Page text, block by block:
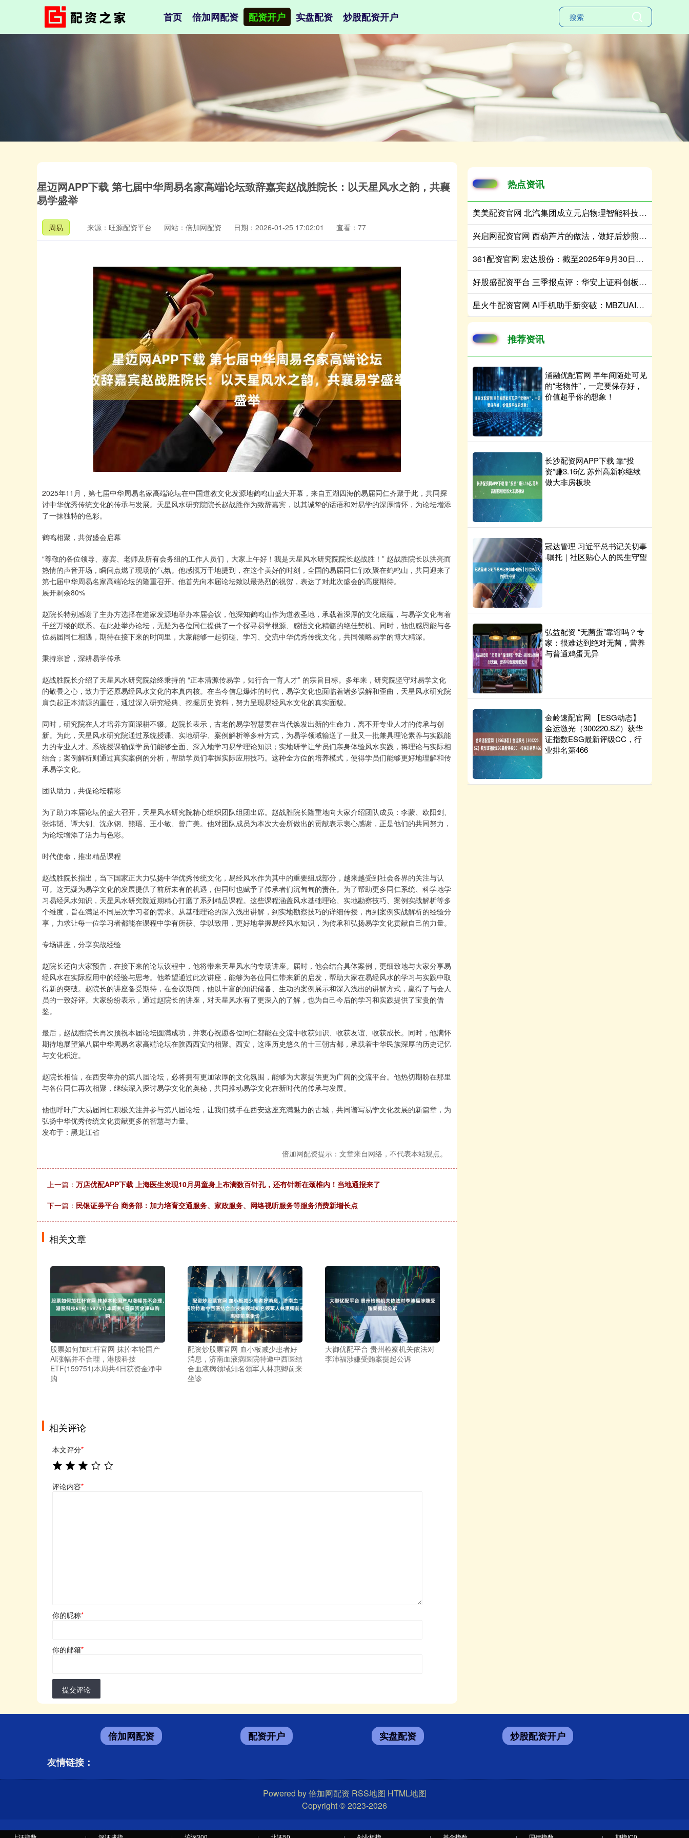
首页 倍加网配资 配资开户 实盘配资 炒股配资开户
星迈网APP下载 第七届中华周易名家高端论坛致辞嘉宾赵战胜院长：以天星风水之韵，共襄
易学盛举
周易 来源：旺源配资平台 网站：倍加网配资 日期：2026-01-25 17:02:01 查看：77
2025年11月，第七届中华周易名家高端论坛在中国道教文化发源地鹤鸣山盛大开幕，来自五湖四海的易届同仁齐聚于此，共同探
讨中华优秀传统文化的传承与发展。天星风水研究院院长赵战胜作为致辞嘉宾，以其诚挚的话语和对易学的深厚情怀，为论坛增添
了一抹独特的色彩。
鹤鸣相聚，共贺盛会启幕
“尊敬的各位领导、嘉宾、老师及所有会务组的工作人员们，大家上午好！我是天星风水研究院院长赵战胜！” 赵战胜院长以洪亮而
热情的声音开场，瞬间点燃了现场的气氛。他感慨万千地提到，在这个美好的时刻，全国的易届同仁们欢聚在鹤鸣山，共同迎来了
第七届中华周易名家高端论坛的隆重召开。他首先向本届论坛致以最热烈的祝贺，表达了对此次盛会的高度期待。
展开剩余80%
赵院长特别感谢了主办方选择在道家发源地举办本届会议，他深知鹤鸣山作为道教圣地，承载着深厚的文化底蕴，与易学文化有着
千丝万缕的联系。在此处举办论坛，无疑为各位同仁提供了一个探寻易学根源、感悟文化精髓的绝佳契机。同时，他也感恩能与各
位易届同仁相遇，期待在接下来的时间里，大家能够一起切磋、学习、交流中华优秀传统文化，共同领略易学的博大精深。
秉持宗旨，深耕易学传承
赵战胜院长介绍了天星风水研究院始终秉持的 “正本清源传易学，知行合一育人才” 的宗旨目标。多年来，研究院坚守对易学文化
的敬畏之心，致力于还原易经风水文化的本真内核。在当今信息爆炸的时代，易学文化也面临着诸多误解和歪曲，天星风水研究院
肩负起正本清源的重任，通过深入研究经典、挖掘历史资料，努力呈现易经风水文化的真实面貌。
同时，研究院在人才培养方面深耕不辍。赵院长表示，古老的易学智慧要在当代焕发出新的生命力，离不开专业人才的传承与创
新。为此，天星风水研究院通过系统授课、实地研学、案例解析等多种方式，为易学领域输送了一批又一批兼具理论素养与实践能
力的专业人才。系统授课确保学员们能够全面、深入地学习易学理论知识；实地研学让学员们亲身体验风水实践，将理论与实际相
结合；案例解析则通过真实案例的分析，帮助学员们掌握实际应用技巧。这种全方位的培养模式，使得学员们能够更好地理解和传
承易学文化。
团队助力，共促论坛精彩
为了助力本届论坛的盛大召开，天星风水研究院精心组织团队组团出席。赵战胜院长隆重地向大家介绍团队成员：李蒙、欧阳剑、
张炜韬、谭大钊、沈永钢、熊瑶、王小敏、曾广美。他对团队成员为本次大会所做出的贡献表示衷心感谢，正是他们的共同努力，
为论坛增添了活力与色彩。
时代使命，推出精品课程
赵战胜院长指出，当下国家正大力弘扬中华优秀传统文化，易经风水作为其中的重要组成部分，越来越受到社会各界的关注与认
可。这无疑为易学文化的发展提供了前所未有的机遇，但同时也赋予了传承者们沉甸甸的责任。为了帮助更多同仁系统、科学地学
习易经风水知识，天星风水研究院近期精心打磨了系列精品课程。这些课程涵盖风水基础理论、实地勘察技巧、案例实战解析等多
个维度，旨在满足不同层次学习者的需求。从基础理论的深入浅出讲解，到实地勘察技巧的详细传授，再到案例实战解析的经验分
享，力求让每一位学习者都能在课程中学有所获、学以致用，更好地掌握易经风水知识，为传承和弘扬易学文化贡献自己的力量。
专场讲座，分享实战经验
赵院长还向大家预告，在接下来的论坛议程中，他将带来天星风水的专场讲座。届时，他会结合具体案例，更细致地与大家分享易
经风水在实际应用中的经验与思考。他希望通过此次讲座，能够为各位同仁带来新的启发，帮助大家在易经风水的学习与实践中取
得新的突破。赵院长的讲座备受期待，在会议期间，他以丰富的知识储备、生动的案例展示和深入浅出的讲解方式，赢得了与会人
员的一致好评。大家纷纷表示，通过赵院长的讲座，对天星风水有了更深入的了解，也为自己今后的学习和实践提供了宝贵的借
鉴。
最后，赵战胜院长再次预祝本届论坛圆满成功，并衷心祝愿各位同仁都能在交流中收获知识、收获友谊、收获成长。同时，他满怀
期待地展望第八届中华周易名家高端论坛在陕西西安的相聚。西安，这座历史悠久的十三朝古都，承载着中华民族深厚的历史记忆
与文化积淀。
赵院长相信，在西安举办的第八届论坛，必将拥有更加浓厚的文化氛围，能够为大家提供更为广阔的交流平台。他热切期盼在那里
与各位同仁再次相聚，继续深入探讨易学文化的奥秘，共同推动易学文化在新时代的传承与发展。
他也呼吁广大易届同仁积极关注并参与第八届论坛，让我们携手在西安这座充满魅力的古城，共同谱写易学文化发展的新篇章，为
弘扬中华优秀传统文化贡献更多的智慧与力量。
发布于：黑龙江省
倍加网配资提示：文章来自网络，不代表本站观点。
上一篇： 万店优配APP下载 上海医生发现10月男童身上布满数百针孔，还有针断在颈椎内！当地通报来了
下一篇： 民银证券平台 商务部：加力培育交通服务、家政服务、网络视听服务等服务消费新增长点
相关文章
股票如何加杠杆官网 抹掉本轮国产
AI涨幅并不合理，港股科技
ETF(159751)本周共4日获资金净申
购
配资炒股票官网 血小板减少患者好
消息，济南血液病医院特邀中西医结
合血液病领域知名领军人林惠卿前来
坐诊
大御优配平台 贵州检察机关依法对
李沛福涉嫌受贿案提起公诉
相关评论
本文评分*
评论内容*
你的昵称*
你的邮箱*
提交评论
热点资讯
美美配资官网 北汽集团成立元启物理智能科技公司 注册资本8亿
兴启网配资官网 西葫芦片的做法，做好后炒煎凉拌都好吃，清爽脆嫩
361配资官网 宏达股份：截至2025年9月30日公司股东总数为61040户
好股盛配资平台 三季报点评：华安上证科创板芯片ETF基金季度涨幅65.22%
星火牛配资官网 AI手机助手新突破：MBZUAI让手机实现看图说话和画图创作双技能
推荐资讯
涌融优配官网 早年间随处可见
的“老物件”，一定要保存好，
价值超乎你的想象！
长沙配资网APP下载 靠“投
资”赚3.16亿 苏州高新称继续
做大非房板块
冠达管理 习近平总书记关切事
·嘱托｜社区贴心人的民生守望
弘益配资 “无菌蛋”靠谱吗？专
家：很难达到绝对无菌，营养
与普通鸡蛋无异
金岭速配官网 【ESG动态】
金运激光（300220.SZ）获华
证指数ESG最新评级CC，行
业排名第466
倍加网配资 配资开户 实盘配资
炒股配资开户
友情链接：
Powered by倍加网配资 RSS地图 HTML地图
Copyright© 2023-2026